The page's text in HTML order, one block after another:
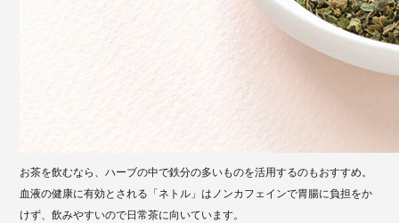
お茶を飲むなら、ハーブの中で鉄分の多いものを活用するのもおすすめ。
血液の健康に有効とされる「ネトル」はノンカフェインで胃腸に負担をか
けず、飲みやすいので日常茶に向いています。